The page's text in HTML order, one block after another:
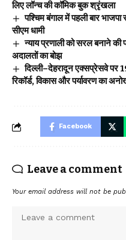
लिए लॉन्च की कॉमिक बुक श्रृंखला
पश्चिम बंगाल में पहली बार
सीएम धामी
न्याय प्रणाली को सरल बनाने की
अदालतों का बोझ
दिल्ली–देहरादून एक्सप्रेसवे पर
रिकॉर्ड, विकास और पर्यावरण का
Facebook
Leave a comment
Your email address will not be